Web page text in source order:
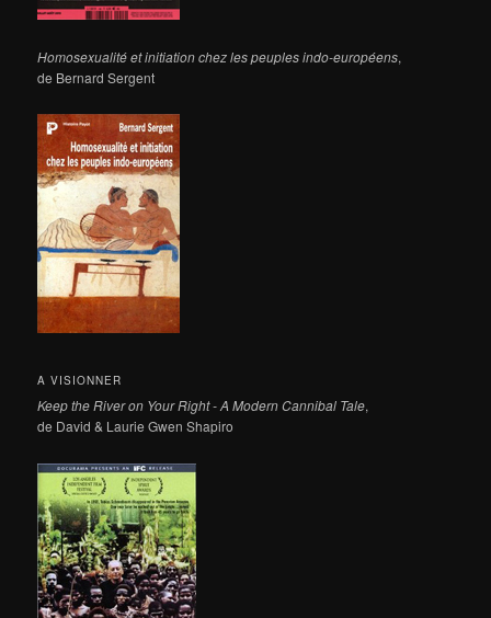
Homosexualité et initiation chez les peuples indo-européens,
de Bernard Sergent
A VISIONNER
Keep the River on Your Right - A Modern Cannibal Tale,
de David & Laurie Gwen Shapiro